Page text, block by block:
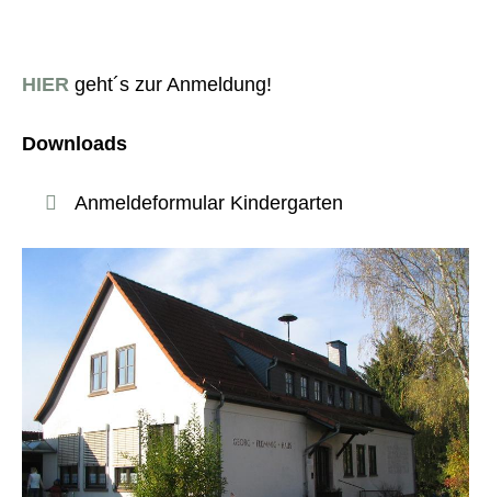
HIER geht´s zur Anmeldung!
Downloads
Anmeldeformular Kindergarten